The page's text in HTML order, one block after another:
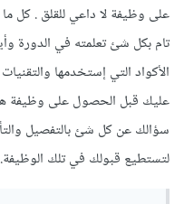
على وظيفة لا داعي للقلق . كل
تام بكل شئ تعلمته في الدورة
الأكواد التي إستخدمها
عليك قبل الحصول على وظيفة هو
سؤالك عن كل شئ بالتفصيل
لتستطيع قبولك في تلك الوظيفة.